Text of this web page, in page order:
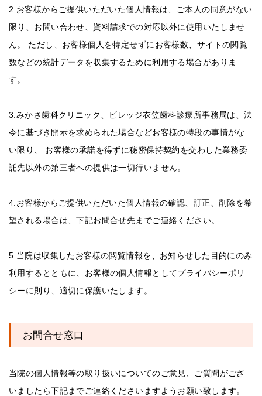
2.お客様からご提供いただいた個人情報は、ご本人の同意がない
限り、お問い合わせ、資料請求での対応以外に使用いたしませ
ん。 ただし、お客様個人を特定せずにお客様数、サイトの閲覧
数などの統計データを収集するために利用する場合がありま
す。
3.みかさ歯科クリニック、ビレッジ衣笠歯科診療所事務局は、法
令に基づき開示を求められた場合などお客様の特段の事情がな
い限り、 お客様の承諾を得ずに秘密保持契約を交わした業務委
託先以外の第三者への提供は一切行いません。
4.お客様からご提供いただいた個人情報の確認、訂正、削除を希
望される場合は、下記お問合せ先までご連絡ください。
5.当院は収集したお客様の閲覧情報を、お知らせした目的にのみ
利用するとともに、お客様の個人情報としてプライバシーポリ
シーに則り、適切に保護いたします。
お問合せ窓口
当院の個人情報等の取り扱いについてのご意見、ご質問がござ
いましたら下記までご連絡くださいますようお願い致します。